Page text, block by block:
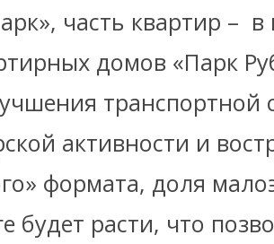
часть квартир – в
домов «Парк
транспортной
активности и
формата, доля
будет расти, что